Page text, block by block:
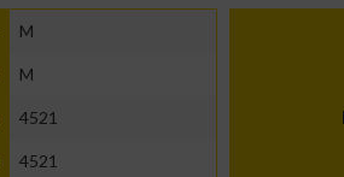
M
M
4521
4521